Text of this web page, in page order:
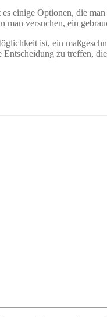
einige Optionen, die
versuchen, ein
ist, ein
zu treffen,